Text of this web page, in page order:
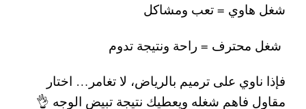
شغل هاوي = تعب ومشاكل
شغل محترف = راحة ونتيجة تدوم
فإذا ناوي على ترميم بالرياض، لا تغامر… اختار
مقاول فاهم شغله ويعطيك نتيجة تبيض الوجه 👌